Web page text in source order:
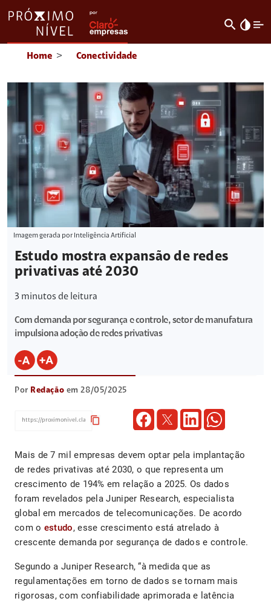
search invert_colors
Home > Conectividade
Imagem gerada por Inteligência Artificial
Estudo mostra expansão de redes
privativas até 2030
3 minutos de leitura
Com demanda por segurança e controle, setor de manufatura
impulsiona adoção de redes privativas
Por Redação em 28/05/2025
content_copy
Mais de 7 mil empresas devem optar pela implantação
de redes privativas até 2030, o que representa um
crescimento de 194% em relação a 2025. Os dados
foram revelados pela Juniper Research, especialista
global em mercados de telecomunicações. De acordo
com o estudo, esse crescimento está atrelado à
crescente demanda por segurança de dados e controle.
Segundo a Juniper Research, “à medida que as
regulamentações em torno de dados se tornam mais
rigorosas, com confiabilidade aprimorada e latência